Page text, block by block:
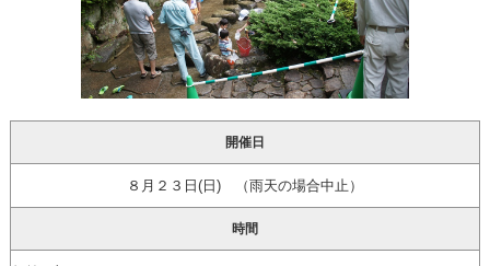
開催日
８月２３日(日) （雨天の場合中止）
時間